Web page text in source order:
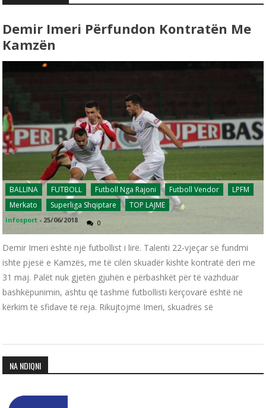
Demir Imeri Përfundon Kontratën Me
Kamzën
BALLINA FUTBOLL Futboll Nga Rajoni Futboll Vendor
LPFM
Merkato
Superliga Shqiptare TOP LAJME
infosport - 25/06/2018 0
Demir Imeri është një futbollist i lirë. Talenti 22-vjeçar së fundmi
ishte pjesë e Kamzës, me të cilën skuadër kishte kontratë deri me
31 maj. Palët nuk gjetën gjuhën e përbashkët për të vazhduar
bashkëpunimin, ashtu që tashmë futbollisti kërçovarë është në
kërkim të sfidave të reja. Rikujtojmë Imeri, skuadrës së
NA NDIQNI